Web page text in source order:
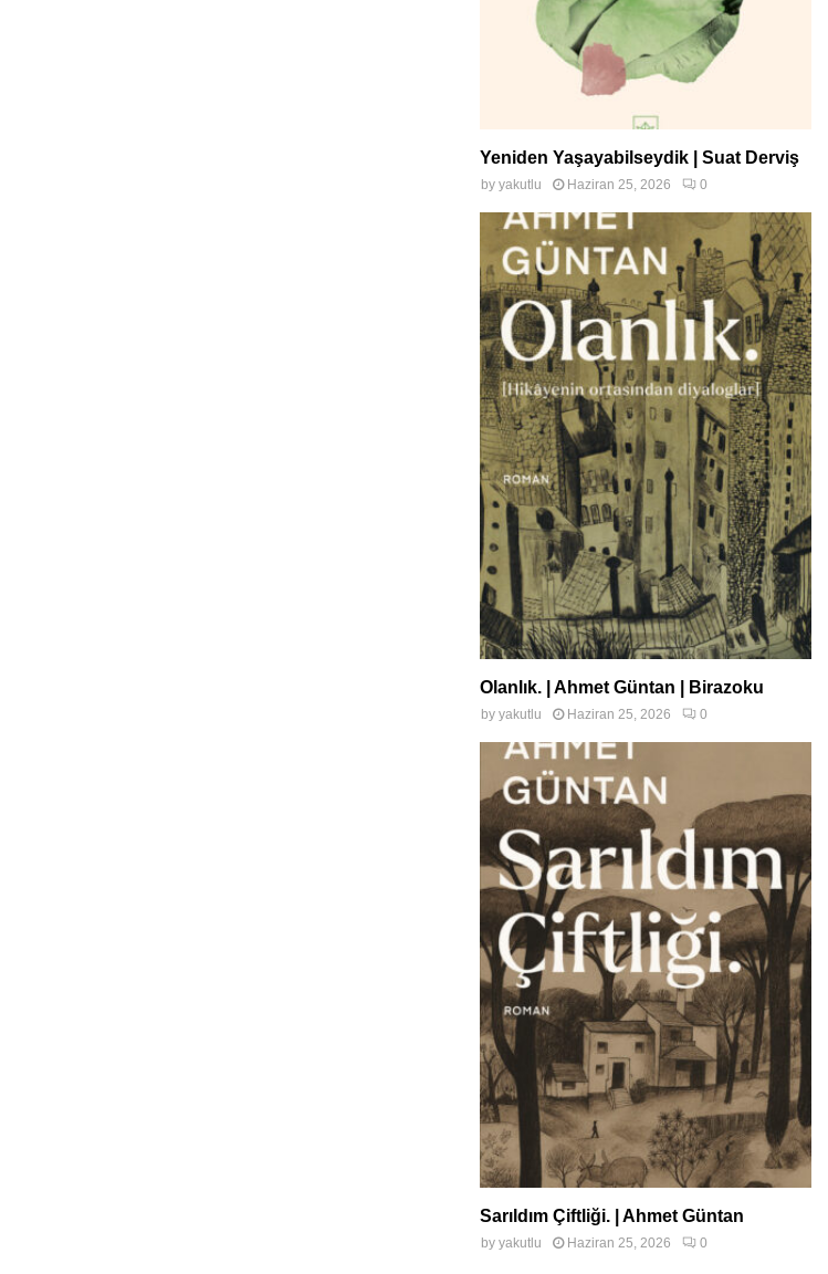
Yeniden Yaşayabilseydik | Suat Derviş
by yakutlu Haziran 25, 2026 0
Olanlık. | Ahmet Güntan | Birazoku
by yakutlu Haziran 25, 2026 0
Sarıldım Çiftliği. | Ahmet Güntan
by yakutlu Haziran 25, 2026 0